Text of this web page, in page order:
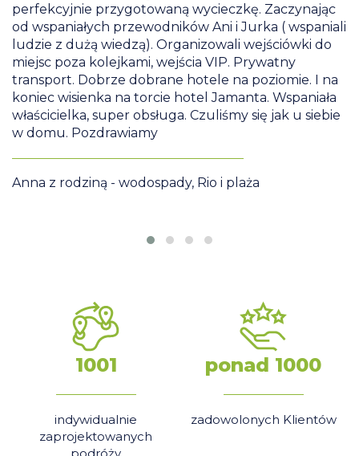
perfekcyjnie przygotowaną wycieczkę. Zaczynając
od wspaniałych przewodników Ani i Jurka ( wspaniali
ludzie z dużą wiedzą). Organizowali wejściówki do
miejsc poza kolejkami, wejścia VIP. Prywatny
transport. Dobrze dobrane hotele na poziomie. I na
koniec wisienka na torcie hotel Jamanta. Wspaniała
właścicielka, super obsługa. Czuliśmy się jak u siebie
w domu. Pozdrawiamy
Anna z rodziną - wodospady, Rio i plaża
1001
indywidualnie
zaprojektowanych
ponad 1000
zadowolonych Klientów